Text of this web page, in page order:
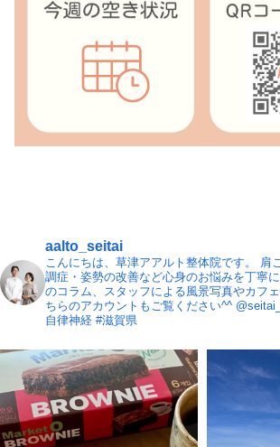
aalto_seitai
こんにちは、草津アアルト整体院です。
肩
調症・姿勢の改善など心身のお悩みを丁寧に
のコラム、スタッフによる風景写真やカフ
ちらのアカウントもご覧ください^^
自律神経 #滋賀県